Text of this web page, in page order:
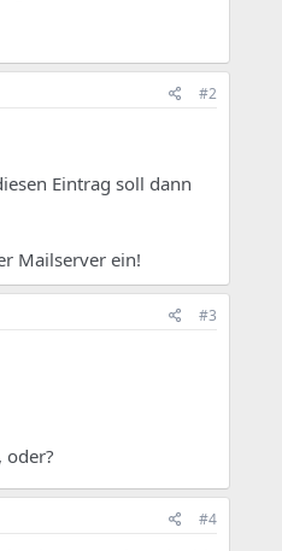
#2
Eintrag soll dann
Mailserver ein!
#3
oder?
#4